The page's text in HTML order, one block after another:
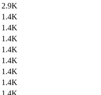
2.9K
1.4K
1.4K
1.4K
1.4K
1.4K
1.4K
1.4K